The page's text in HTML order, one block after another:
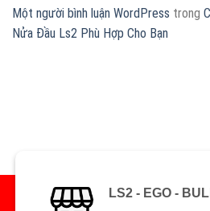
Một người bình luận WordPress trong
Nửa Đầu Ls2 Phù Hợp Cho Bạn
LS2 - EGO -